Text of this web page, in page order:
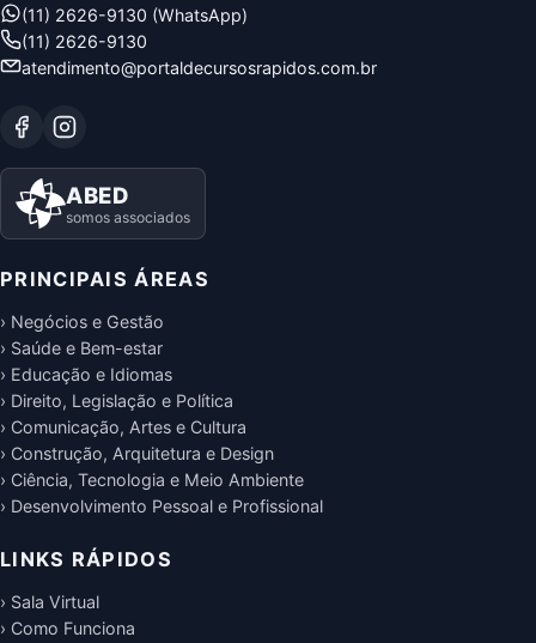
(11) 2626-9130 (WhatsApp)
(11) 2626-9130
atendimento@portaldecursosrapidos.com.br
ABED
somos associados
PRINCIPAIS ÁREAS
› Negócios e Gestão
› Saúde e Bem-estar
› Educação e Idiomas
› Direito, Legislação e Política
› Comunicação, Artes e Cultura
› Construção, Arquitetura e Design
› Ciência, Tecnologia e Meio Ambiente
› Desenvolvimento Pessoal e Profissional
LINKS RÁPIDOS
› Sala Virtual
› Como Funciona